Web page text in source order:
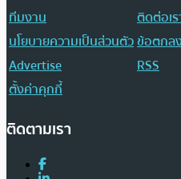
ทีมงาน
ติดต่อเ
นโยบายความเป็นส่วนตัวข้อตกล
Advertise
RSS
ตั้งค่าคุกกี้
ติดตามเรา